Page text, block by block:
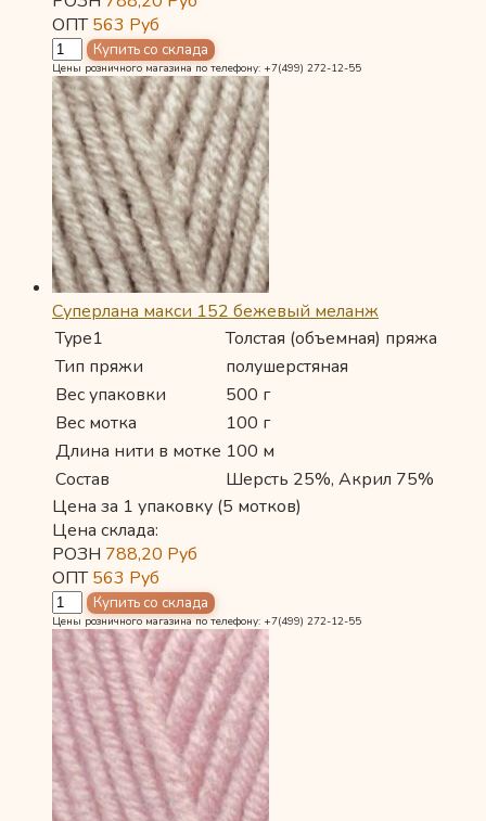
ОПТ563 Руб
Цены розничного магазина по телефону: +7(499) 272-12-55
Суперлана макси 152 бежевый меланж
Type1
Толстая (объемная) пряжа
Тип пряжи
полушерстяная
Вес упаковки
500 г
Вес мотка
100 г
Длина нити в мотке 100 м
Состав
Шерсть 25%, Акрил 75%
Цена за 1 упаковку (5 мотков)
Цена склада:
РОЗН 788,20 Руб
ОПТ563 Руб
Цены розничного магазина по телефону: +7(499) 272-12-55